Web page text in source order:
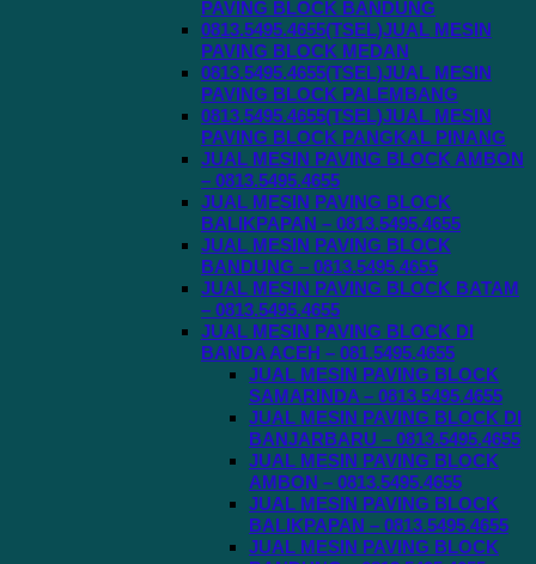
PAVING BLOCK BANDUNG
0813.5495.4655(TSEL)JUAL MESIN
PAVING BLOCK MEDAN
0813.5495.4655(TSEL)JUAL MESIN
PAVING BLOCK PALEMBANG
0813.5495.4655(TSEL)JUAL MESIN
PAVING BLOCK PANGKAL PINANG
JUAL MESIN PAVING BLOCK AMBON
– 0813.5495.4655
JUAL MESIN PAVING BLOCK
BALIKPAPAN – 0813.5495.4655
JUAL MESIN PAVING BLOCK
BANDUNG – 0813.5495.4655
JUAL MESIN PAVING BLOCK BATAM
– 0813.5495.4655
JUAL MESIN PAVING BLOCK DI
BANDA ACEH – 081.5495.4655
JUAL MESIN PAVING BLOCK
SAMARINDA – 0813.5495.4655
JUAL MESIN PAVING BLOCK DI
BANJARBARU – 0813.5495.4655
JUAL MESIN PAVING BLOCK
AMBON – 0813.5495.4655
JUAL MESIN PAVING BLOCK
BALIKPAPAN – 0813.5495.4655
JUAL MESIN PAVING BLOCK